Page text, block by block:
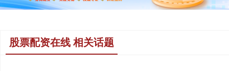
股票配资在线 相关话题